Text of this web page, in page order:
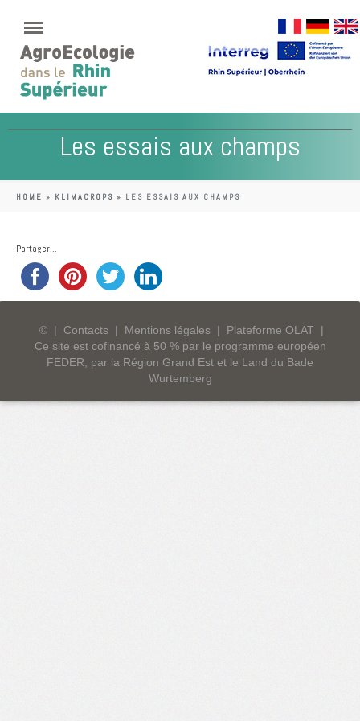
Les essais aux champs
HOME » KLIMACROPS » LES ESSAIS AUX CHAMPS
Partager...
© | Contacts | Mentions légales | Plateforme OLAT
|
Ce site est cofinancé à 50 % par le programme européen
FEDER, par la Région Grand Est et le Land du Bade
Wurtemberg